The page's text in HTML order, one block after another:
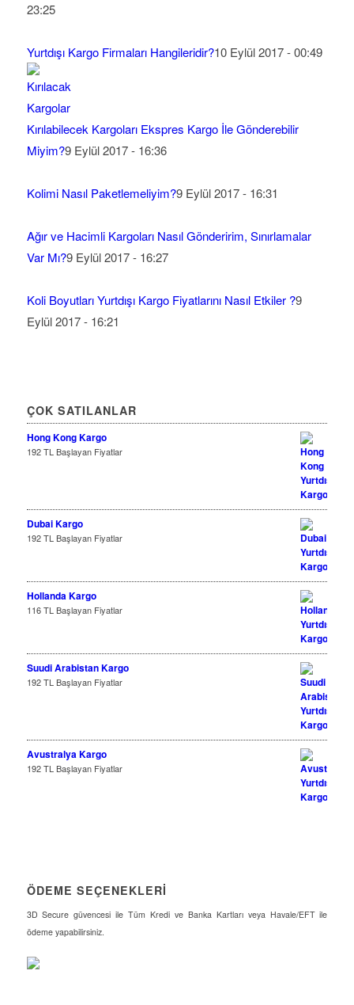
23:25
Yurtdışı Kargo Firmaları Hangileridir?10 Eylül 2017 - 00:49
Kırılabilecek Kargoları Ekspres Kargo İle Gönderebilir
Miyim?9 Eylül 2017 - 16:36
Kolimi Nasıl Paketlemeliyim?9 Eylül 2017 - 16:31
Ağır ve Hacimli Kargoları Nasıl Gönderirim, Sınırlamalar
Var Mı?9 Eylül 2017 - 16:27
Koli Boyutları Yurtdışı Kargo Fiyatlarını Nasıl Etkiler ?9
Eylül 2017 - 16:21
ÇOK SATILANLAR
Hong Kong Kargo
192 TL Başlayan Fiyatlar
Dubai Kargo
192 TL Başlayan Fiyatlar
Hollanda Kargo
116 TL Başlayan Fiyatlar
Suudi Arabistan Kargo
192 TL Başlayan Fiyatlar
Avustralya Kargo
192 TL Başlayan Fiyatlar
ÖDEME SEÇENEKLERİ
3D Secure güvencesi ile Tüm Kredi ve Banka Kartları veya Havale/EFT ile
ödeme yapabilirsiniz.